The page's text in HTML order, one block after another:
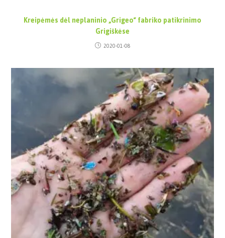
Kreipėmės dėl neplaninio „Grigeo“ fabriko patikrinimo
Grigiškėse
2020-01-08